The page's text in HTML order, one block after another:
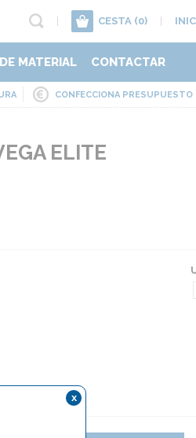
CESTA (0)
MATERIAL CONTACTAR
CONFECCIONA PRESUPUESTO
ELITE
x